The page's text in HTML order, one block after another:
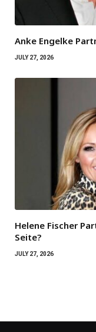
Anke Engelke
JULY 27, 2026
Helene Fischer
Seite?
JULY 27, 2026